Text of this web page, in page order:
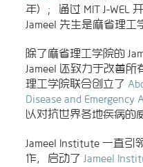
年）；通过 MIT J-WEL
Jameel 先生是麻省理工
除了麻省理工学院的
Jameel 还致力于改善
理工学院联合创立了
Disease and Emergency
以对抗世界各地疾病的
Jameel Institute 一直引
作，启动了 Jameel